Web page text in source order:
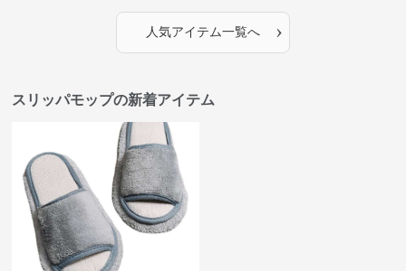
人気アイテム一覧へ ›
スリッパモップの新着アイテム